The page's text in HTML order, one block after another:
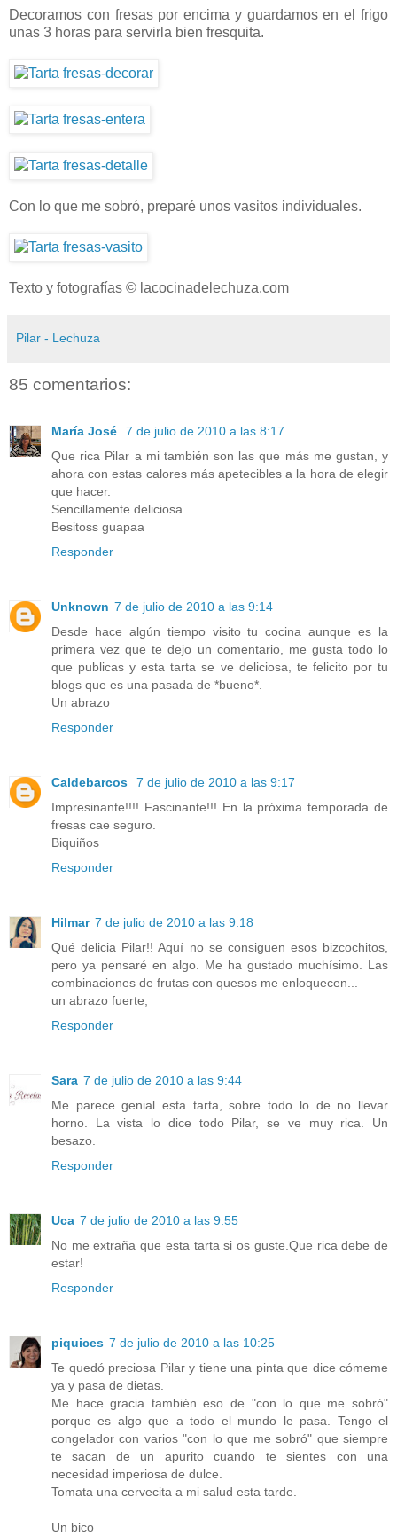
Decoramos con fresas por encima y guardamos en el frigo
unas 3 horas para servirla bien fresquita.
Con lo que me sobró, preparé unos vasitos individuales.
Texto y fotografías © lacocinadelechuza.com
Pilar - Lechuza
85 comentarios:
María José
7 de julio de 2010 a las 8:17
Que rica Pilar a mi también son las que más me gustan, y
ahora con estas calores más apetecibles a la hora de elegir
que hacer.
Sencillamente deliciosa.
Besitoss guapaa
Responder
Unknown 7 de julio de 2010 a las 9:14
Desde hace algún tiempo visito tu cocina aunque es la
primera vez que te dejo un comentario, me gusta todo lo
que publicas y esta tarta se ve deliciosa, te felicito por tu
blogs que es una pasada de *bueno*.
Un abrazo
Responder
Caldebarcos
7 de julio de 2010 a las 9:17
Impresinante!!!! Fascinante!!! En la próxima temporada de
fresas cae seguro.
Biquiños
Responder
Hilmar 7 de julio de 2010 a las 9:18
Qué delicia Pilar!! Aquí no se consiguen esos bizcochitos,
pero ya pensaré en algo. Me ha gustado muchísimo. Las
combinaciones de frutas con quesos me enloquecen...
un abrazo fuerte,
Responder
Sara 7 de julio de 2010 a las 9:44
Me parece genial esta tarta, sobre todo lo de no llevar
horno. La vista lo dice todo Pilar, se ve muy rica. Un
besazo.
Responder
Uca 7 de julio de 2010 a las 9:55
No me extraña que esta tarta si os guste.Que rica debe de
estar!
Responder
piquices 7 de julio de 2010 a las 10:25
Te quedó preciosa Pilar y tiene una pinta que dice cómeme
ya y pasa de dietas.
Me hace gracia también eso de "con lo que me sobró"
porque es algo que a todo el mundo le pasa. Tengo el
congelador con varios "con lo que me sobró" que siempre
te sacan de un apurito cuando te sientes con una
necesidad imperiosa de dulce.
Tomata una cervecita a mi salud esta tarde.
Un bico